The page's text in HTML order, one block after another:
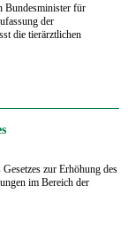
Bundesminister für
der
die tierärztlichen
zur Erhöhung des
im Bereich der